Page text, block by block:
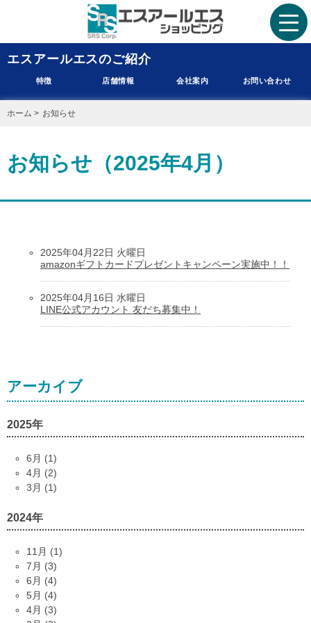
エスアールエスのご紹介
特徴 店舗情報 会社案内 お問い合わせ
ホーム > お知らせ
お知らせ（2025年4月）
2025年04月22日 火曜日
amazonギフトカードプレゼントキャンペーン実施中！！
2025年04月16日 水曜日
LINE公式アカウント 友だち募集中！
アーカイブ
2025年
6月 (1)
4月 (2)
3月 (1)
2024年
11月 (1)
7月 (3)
6月 (4)
5月 (4)
4月 (3)